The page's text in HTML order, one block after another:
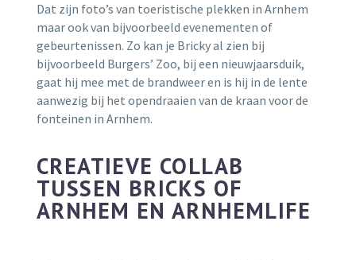
Dat zijn foto’s van toeristische plekken in Arnhem
maar ook van bijvoorbeeld evenementen of
gebeurtenissen. Zo kan je Bricky al zien bij
bijvoorbeeld Burgers’ Zoo, bij een nieuwjaarsduik,
gaat hij mee met de brandweer en is hij in de lente
aanwezig bij het opendraaien van de kraan voor de
fonteinen in Arnhem.
CREATIEVE COLLAB
TUSSEN BRICKS OF
ARNHEM EN ARNHEMLIFE